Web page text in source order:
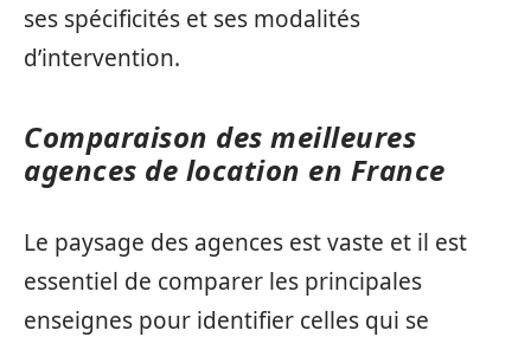
ses spécificités et ses modalités
d’intervention.
Comparaison des meilleures
agences de location en France
Le paysage des agences est vaste et il est
essentiel de comparer les principales
enseignes pour identifier celles qui se